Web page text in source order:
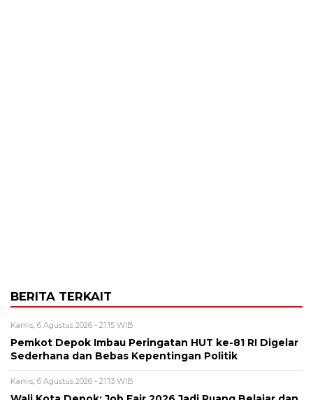
BERITA TERKAIT
Kamis, 6 Agustus 2026 - 21:15 WIB
Pemkot Depok Imbau Peringatan HUT ke-81 RI Digelar
Sederhana dan Bebas Kepentingan Politik
Kamis, 6 Agustus 2026 - 21:13 WIB